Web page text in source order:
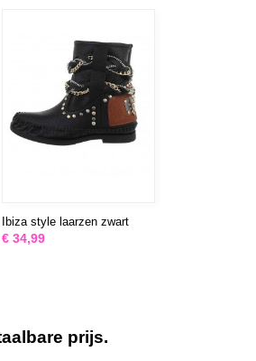
Ibiza style laarzen zwart
€ 34,99
prijs.